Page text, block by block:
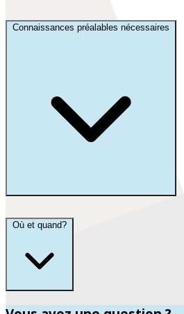
Connaissances préalables nécessaires
Où et quand?